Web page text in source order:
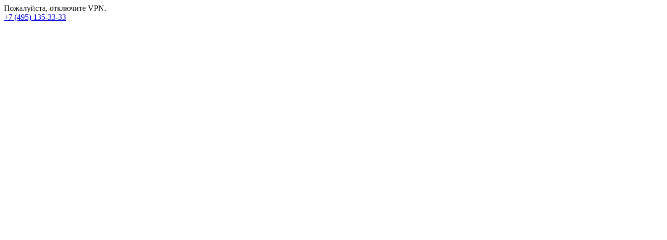
Пожалуйста, отключите VPN.
+7 (495) 135-33-33